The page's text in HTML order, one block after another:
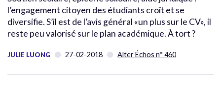
l’engagement citoyen des étudiants croît et se
diversifie. S’il est de l’avis général «un plus sur le CV», il
reste peu valorisé sur le plan académique. À tort ?
JULIE LUONG 27-02-2018 Alter Échos n° 460